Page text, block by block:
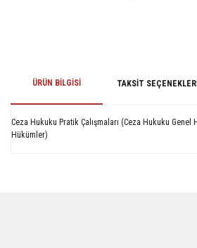
ÜRÜN BILGISI TAKSIT
Ceza Hukuku Pratik Çalışmaları (Ceza Hukuku Genel
Hükümler)